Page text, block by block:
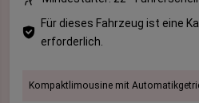
Für dieses Fahrzeug ist eine
erforderlich.
Kompaktlimousine mit